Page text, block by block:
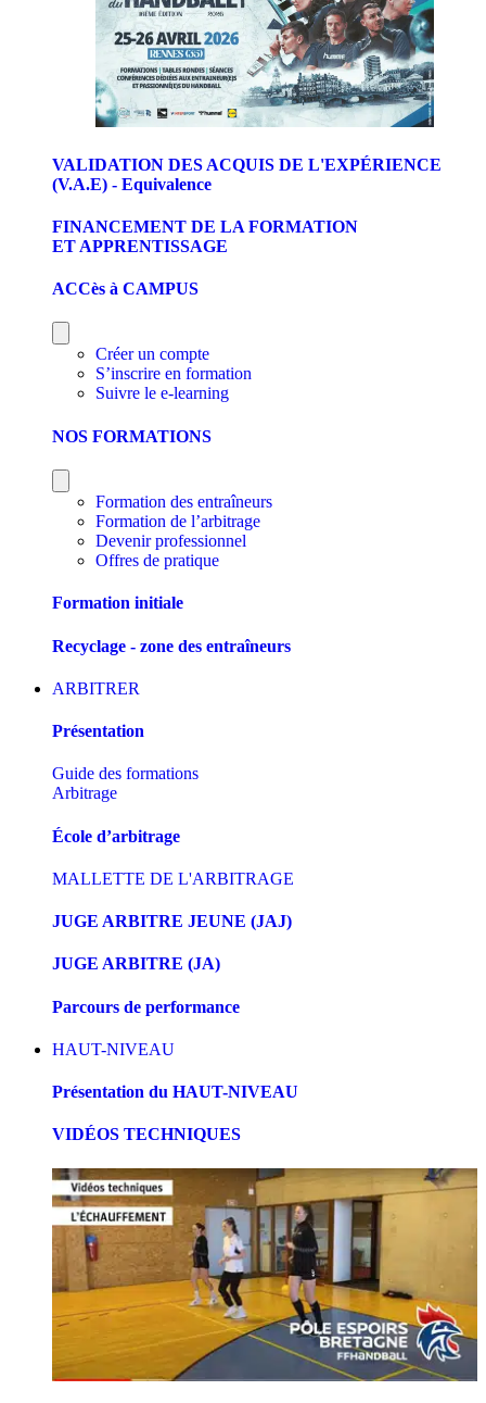
VALIDATION DES ACQUIS DE L'EXPÉRIENCE
(V.A.E) - Equivalence
FINANCEMENT DE LA FORMATION
ET APPRENTISSAGE
ACCès à CAMPUS
Créer un compte
S’inscrire en formation
Suivre le e-learning
NOS FORMATIONS
Formation des entraîneurs
Formation de l’arbitrage
Devenir professionnel
Offres de pratique
Formation initiale
Recyclage - zone des entraîneurs
ARBITRER
Présentation
Guide des formations
Arbitrage
École d’arbitrage
MALLETTE DE L'ARBITRAGE
JUGE ARBITRE JEUNE (JAJ)
JUGE ARBITRE (JA)
Parcours de performance
HAUT-NIVEAU
Présentation du HAUT-NIVEAU
VIDÉOS TECHNIQUES